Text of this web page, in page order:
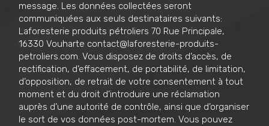
message. Les données collectées seront
communiquées aux seuls destinataires suivants:
Laforesterie produits pétroliers 70 Rue Principale,
16330 Vouharte contact@laforesterie-produits-
petroliers.com. Vous disposez de droits d’accès, de
rectification, d’effacement, de portabilité, de limitation,
d’opposition, de retrait de votre consentement à tout
moment et du droit d’introduire une réclamation
auprès d’une autorité de contrôle, ainsi que d’organiser
le sort de vos données post-mortem. Vous pouvez